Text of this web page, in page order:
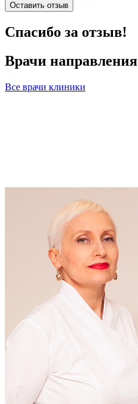
Оставить отзыв
Спасибо за отзыв!
Врачи направления
Все врачи клиники